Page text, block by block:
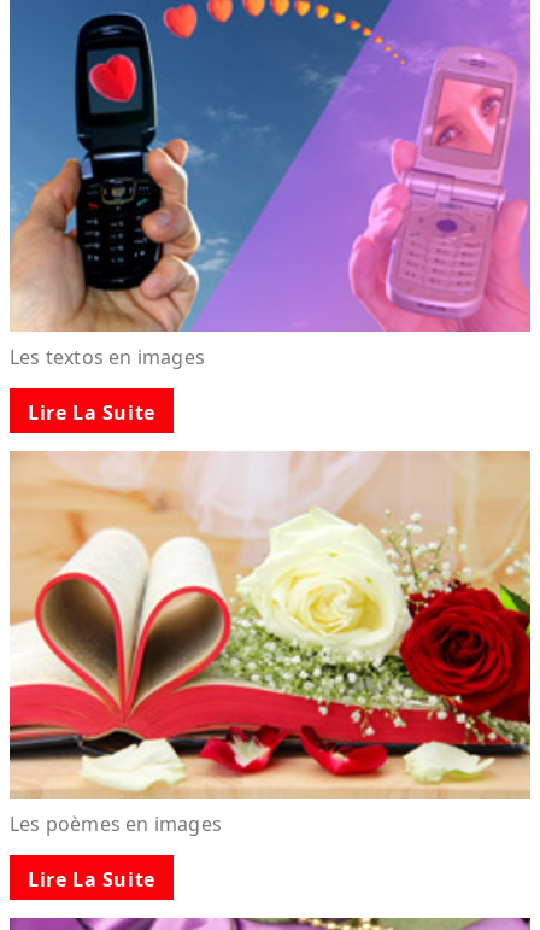
Les textos en images
Lire La Suite
Les poèmes en images
Lire La Suite